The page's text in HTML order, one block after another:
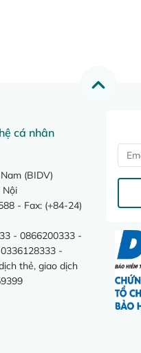
cá nhân
(BIDV)
Nội
- Fax: (+84-24)
- 0866200333 -
-
thẻ, giao dịch